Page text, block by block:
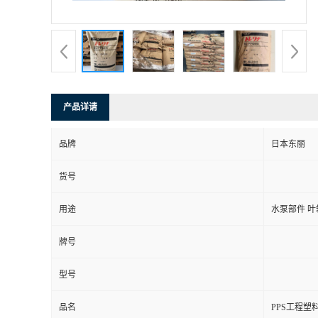
产品详请
品牌 日本东丽
货号
用途 水泵部件 叶
牌号
型号
品名 PPS工程塑